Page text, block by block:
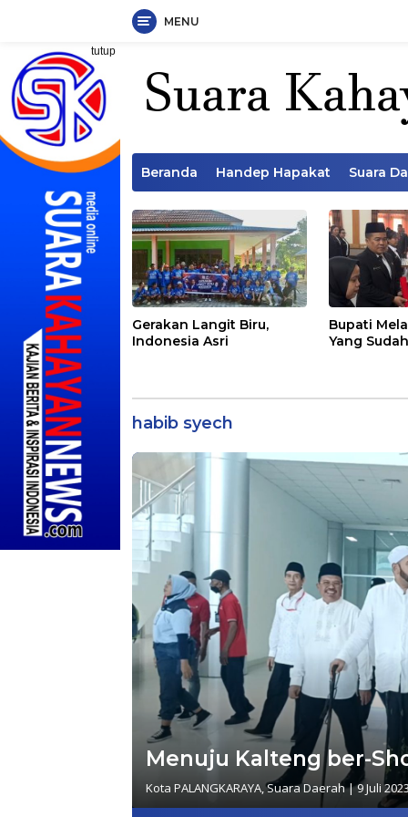
Langsung
konten
MENU
tutup
Beranda Handep Hapakat Suara
Gerakan Langit Biru,
Indonesia Asri
Bupati
Yang
habib syech
Menuju Kalteng ber-
Kota PALANGKARAYA,Suara Daerah|9 Juli